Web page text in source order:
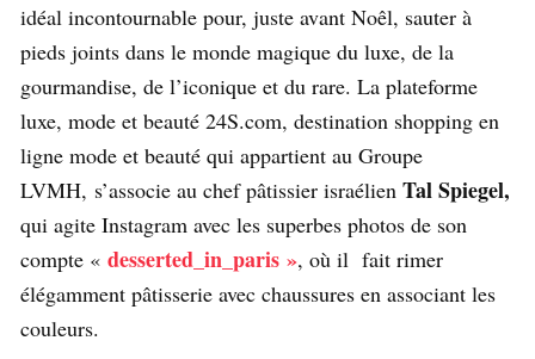
idéal incontournable pour, juste avant Noêl, sauter à
pieds joints dans le monde magique du luxe, de la
gourmandise, de l’iconique et du rare. La plateforme
luxe, mode et beauté 24S.com, destination shopping en
ligne mode et beauté qui appartient au Groupe
LVMH, s’associe au chef pâtissier israélien Tal Spiegel,
qui agite Instagram avec les superbes photos de son
compte « desserted_in_paris », où il fait rimer
élégamment pâtisserie avec chaussures en associant les
couleurs.